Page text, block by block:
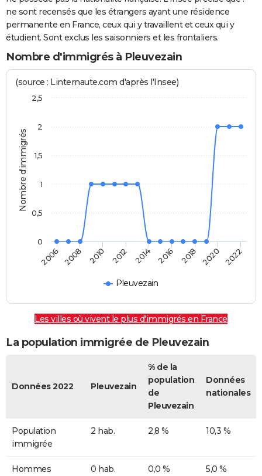
ne sont recensés que les étrangers ayant une résidence
permanente en France, ceux qui y travaillent et ceux qui y
étudient. Sont exclus les saisonniers et les frontaliers.
Nombre d'immigrés à Pleuvezain
Nombre d'immigrés
(source : Linternaute.com d'après l'Insee)
Pleuvezain
2006 2008 2010 2012 2014 2016 2018 2020 2022
0
0,5
1
1,5
2
2,5
Les villes où vivent le plus d'immigrés en France
La population immigrée de Pleuvezain
Données 2022 Pleuvezain
% de la
population
de
Pleuvezain
Données
nationales
Population
immigrée
2 hab. 2,8 % 10,3 %
Hommes
0 hab. 0,0 % 5,0 %